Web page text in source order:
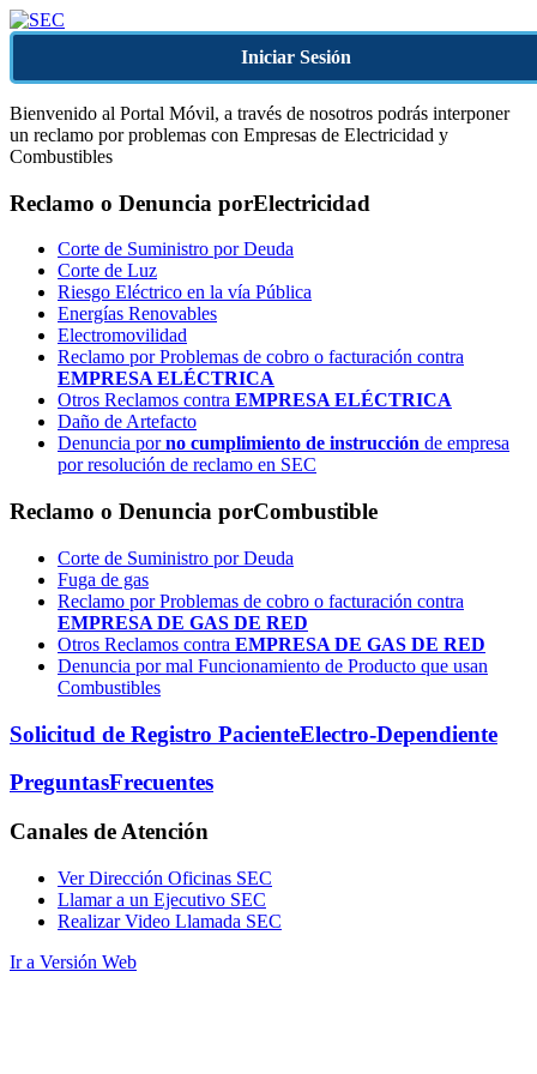
Iniciar Sesión
Bienvenido al Portal Móvil, a través de nosotros podrás interponer
un reclamo por problemas con Empresas de Electricidad y
Combustibles
Reclamo o Denuncia porElectricidad
Corte de Suministro por Deuda
Corte de Luz
Riesgo Eléctrico en la vía Pública
Energías Renovables
Electromovilidad
Reclamo por Problemas de cobro o facturación contra
EMPRESA ELÉCTRICA
Otros Reclamos contra EMPRESA ELÉCTRICA
Daño de Artefacto
Denuncia porno cumplimiento de instrucción de empresa
por resolución de reclamo en SEC
Reclamo o Denuncia porCombustible
Corte de Suministro por Deuda
Fuga de gas
Reclamo por Problemas de cobro o facturación contra
EMPRESA DE GAS DE RED
Otros Reclamos contra EMPRESA DE GAS DE RED
Denuncia por mal Funcionamiento de Producto que usan
Combustibles
Solicitud de Registro PacienteElectro-Dependiente
PreguntasFrecuentes
Canales de Atención
Ver Dirección Oficinas SEC
Llamar a un Ejecutivo SEC
Realizar Video Llamada SEC
Ir a Versión Web